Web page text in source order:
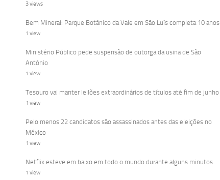
3 views
Bem Mineral: Parque Botânico da Vale em São Luís completa 10 anos
1 view
Ministério Público pede suspensão de outorga da usina de São
Antônio
1 view
Tesouro vai manter leilões extraordinários de títulos até fim de junho
1 view
Pelo menos 22 candidatos são assassinados antes das eleições no
México
1 view
Netflix esteve em baixo em todo o mundo durante alguns minutos
1 view